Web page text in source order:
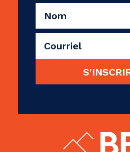
CAPTCHA
Nom(Nécessaire)
Courriel(Nécessaire)